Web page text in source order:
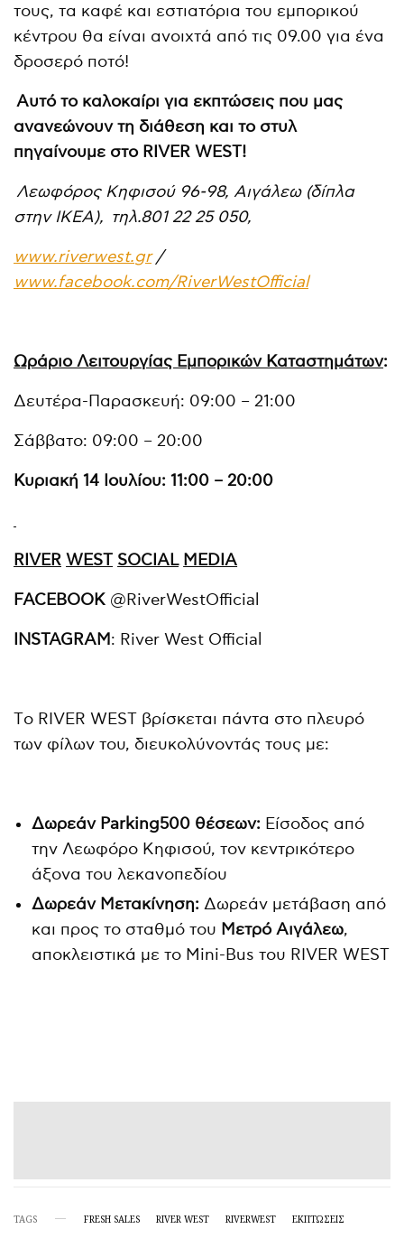
τους, τα καφέ και εστιατόρια του εμπορικού
κέντρου θα είναι ανοιχτά από τις 09.00 για ένα
δροσερό ποτό!
Αυτό το καλοκαίρι για εκπτώσεις που μας
ανανεώνουν τη διάθεση και το στυλ
πηγαίνουμε στο RIVER WEST!
Λεωφόρος Κηφισού 96-98, Αιγάλεω (δίπλα
στην ΙΚΕΑ), τηλ.801 22 25 050,
www.riverwest.gr/
www.facebook.com/RiverWestOfficial
Ωράριο Λειτουργίας Εμπορικών Καταστημάτων:
Δευτέρα-Παρασκευή: 09:00 – 21:00
Σάββατο: 09:00 – 20:00
Κυριακή 14 Ιουλίου: 11:00 – 20:00
RIVER WEST SOCIAL MEDIA
FACEBOOK @RiverWestOfficial
INSTAGRAM: River West Official
Tο RIVER WEST βρίσκεται πάντα στο πλευρό
των φίλων του, διευκολύνοντάς τους με:
Δωρεάν Parking500 θέσεων: Είσοδος από
την Λεωφόρο Κηφισού, τον κεντρικότερο
άξονα του λεκανοπεδίου
Δωρεάν Μετακίνηση: Δωρεάν μετάβαση από
και προς το σταθμό του Μετρό Αιγάλεω,
αποκλειστικά με το Mini-Bus του RIVER WEST
TAGS FRESH SALES RIVER WEST RIVERWEST ΕΚΠΤΩΣΕΙΣ